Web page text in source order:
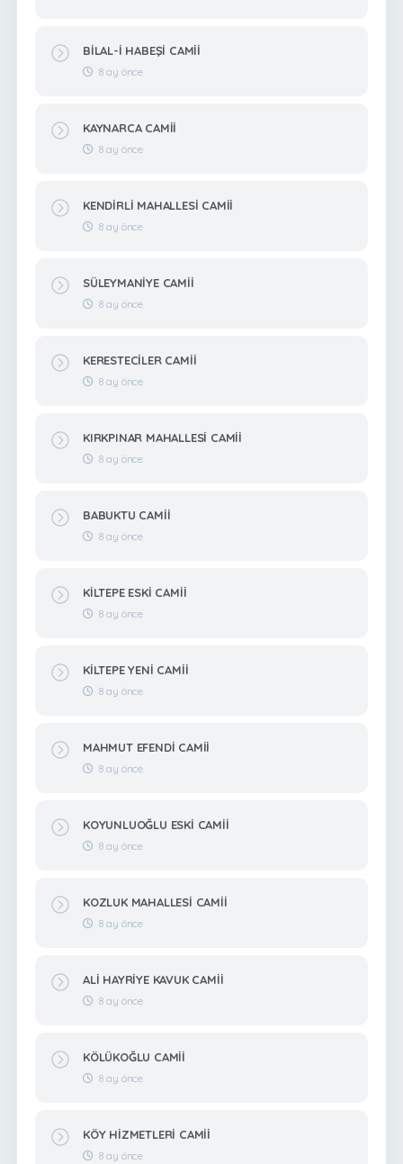
BİLAL-İ HABEŞİ CAMİİ
8 ay önce
KAYNARCA CAMİİ
8 ay önce
KENDİRLİ MAHALLESİ CAMİİ
8 ay önce
SÜLEYMANİYE CAMİİ
8 ay önce
KERESTECİLER CAMİİ
8 ay önce
KIRKPINAR MAHALLESİ CAMİİ
8 ay önce
BABUKTU CAMİİ
8 ay önce
KİLTEPE ESKİ CAMİİ
8 ay önce
KİLTEPE YENİ CAMİİ
8 ay önce
MAHMUT EFENDİ CAMİİ
8 ay önce
KOYUNLUOĞLU ESKİ CAMİİ
8 ay önce
KOZLUK MAHALLESİ CAMİİ
8 ay önce
ALİ HAYRİYE KAVUK CAMİİ
8 ay önce
KÖLÜKOĞLU CAMİİ
8 ay önce
KÖY HİZMETLERİ CAMİİ
8 ay önce